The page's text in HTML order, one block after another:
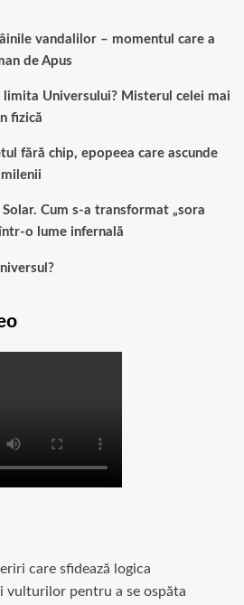
vandalilor – momentul care a
de Apus
limita Universului? Misterul celei mai
fizică
fără chip, epopeea care ascunde
Cum s-a transformat „sora
o lume infernală
care sfidează logica
vulturilor pentru a se ospăta